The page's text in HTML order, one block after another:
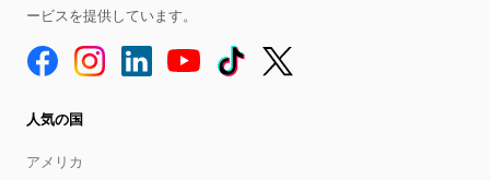
ービスを提供しています。
人気の国
アメリカ